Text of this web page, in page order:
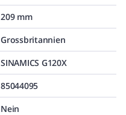
209 mm
Grossbritannien
SINAMICS G120X
85044095
Nein